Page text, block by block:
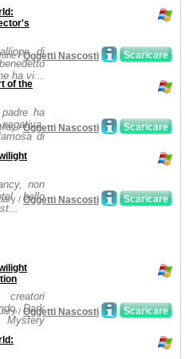
di
ha vi...
Scaricare
/Oggetti Nascosti
of the
ha
di
Scaricare
/Oggetti Nascosti
non
bello
Scaricare
/ Oggetti Nascosti
creatori
Dark
Mystery
Scaricare
/ Oggetti Nascosti